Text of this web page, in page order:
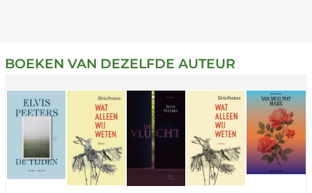
BOEKEN VAN DEZELFDE AUTEUR